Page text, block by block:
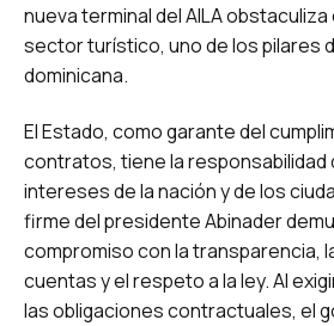
nueva terminal del AILA
sector turístico, uno de los pilares
dominicana.
El Estado, como garante del
contratos, tiene la responsabilidad
intereses de la nación y de los
firme del presidente Abinader
compromiso con la transparencia,
cuentas y el respeto a la ley. Al
las obligaciones contractuales, el